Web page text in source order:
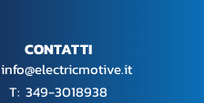
CONTATTI
info@electricmotive.it
​T: 349-3018938